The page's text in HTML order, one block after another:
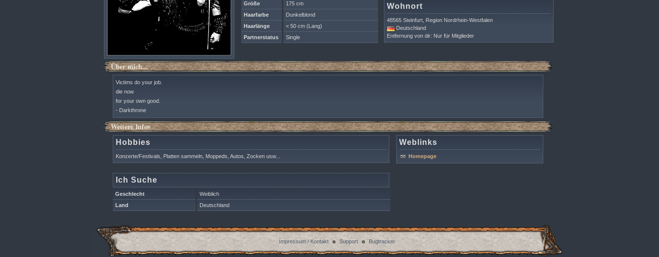
Wohnort
48565 Steinfurt, Region Nordrhein-Westfalen
Deutschland
Entfernung von dir: Nur für Mitglieder
Größe
175 cm
Haarfarbe
Dunkelblond
Haarlänge
< 50 cm (Lang)
Partnerstatus
Single
Über mich...
Victims do your job.
die now
for your own good.
- Darkthrone
Weitere Infos
Weblinks
Homepage
Hobbies
Konzerte/Festivals, Platten sammeln, Moppeds, Autos, Zocken usw...
Ich Suche
Geschlecht
Weiblich
Land
Deutschland
Impressum / Kontakt Support Bugtracker